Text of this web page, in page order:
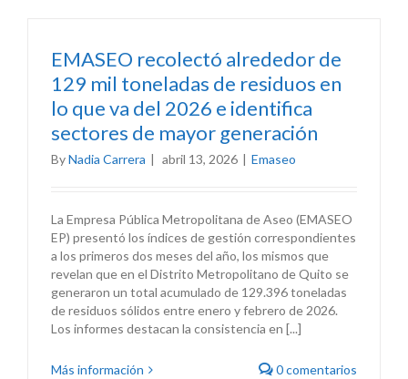
EMASEO recolectó alrededor de
129 mil toneladas de residuos en
lo que va del 2026 e identifica
sectores de mayor generación
ByNadia Carrera | abril 13, 2026 | Emaseo
La Empresa Pública Metropolitana de Aseo (EMASEO
EP) presentó los índices de gestión correspondientes
a los primeros dos meses del año, los mismos que
revelan que en el Distrito Metropolitano de Quito se
generaron un total acumulado de 129.396 toneladas
de residuos sólidos entre enero y febrero de 2026.
Los informes destacan la consistencia en [...]
Más información 0 comentarios